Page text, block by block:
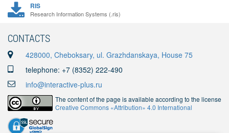
RIS
Research Information Systems (.ris)
CONTACTS
428000, Cheboksary, ul. Grazhdanskaya, House 75
telephone: +7 (8352) 222-490
info@interactive-plus.ru
The content of the page is available according to the license
Creative Commons «Attribution» 4.0 International